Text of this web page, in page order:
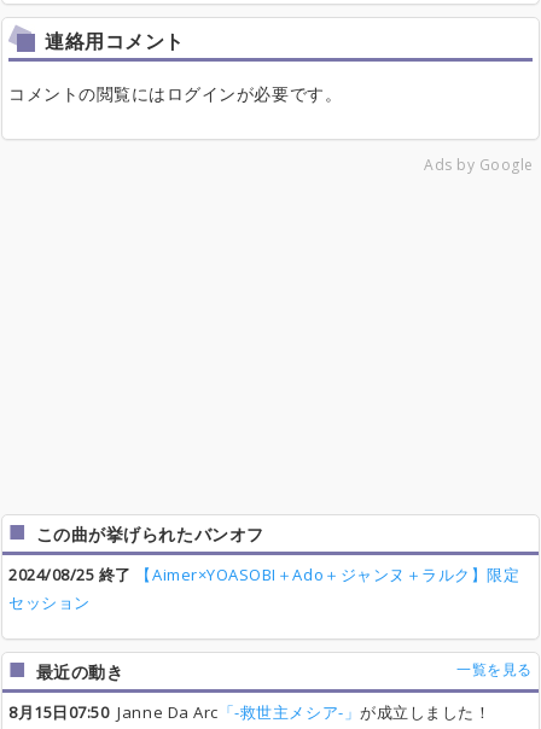
連絡用コメント
コメントの閲覧にはログインが必要です。
Ads by Google
この曲が挙げられたバンオフ
2024/08/25 終了
【Aimer×YOASOBI＋Ado＋ジャンヌ＋ラルク】限定
セッション
最近の動き 一覧を見る
8月15日07:50Janne Da Arc 「-救世主メシア-」が成立しました！